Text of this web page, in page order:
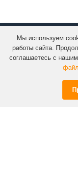
Мы используем
работы сайта.
соглашаетесь с